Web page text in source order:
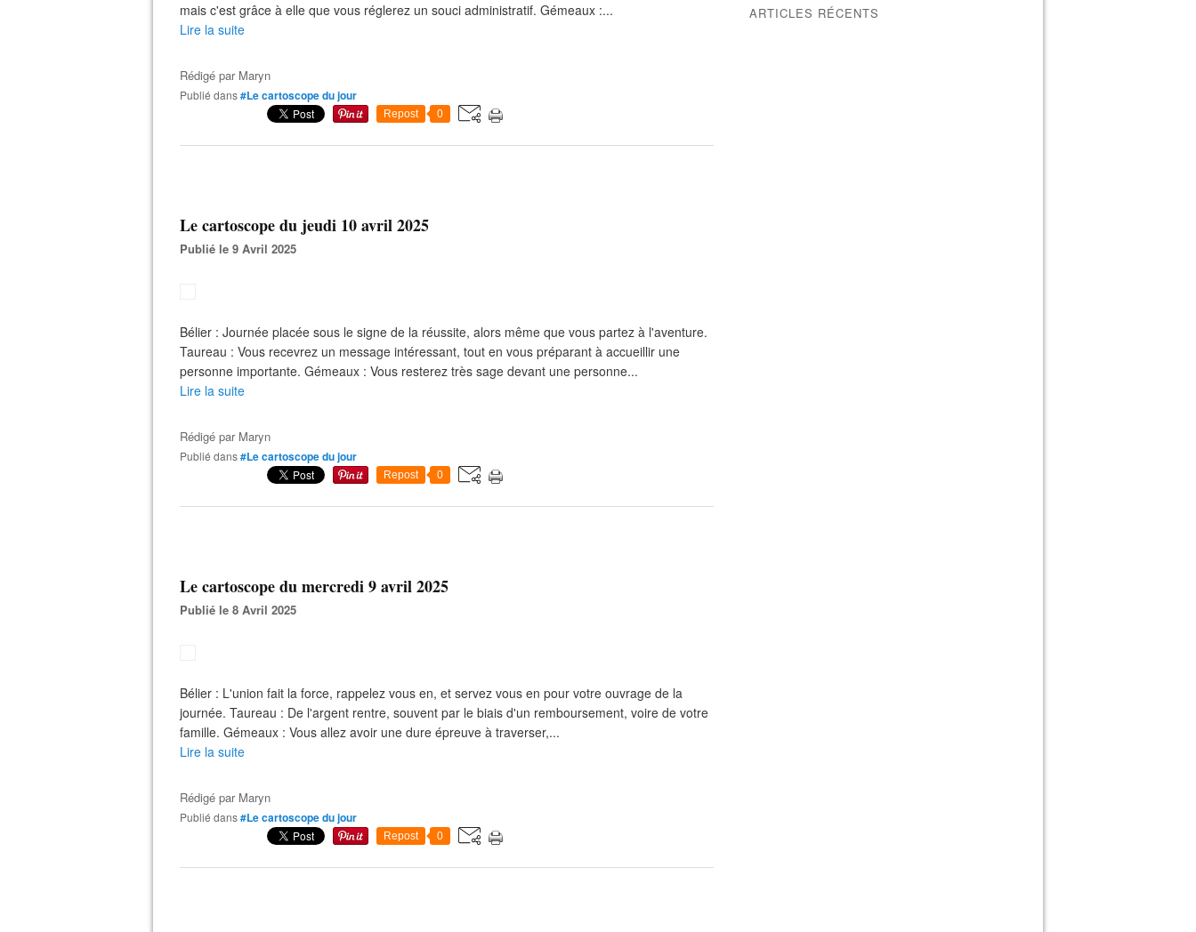
mais c'est grâce à elle que vous réglerez un souci administratif. Gémeaux :...
Lire la suite
Rédigé par Maryn
Publié dans#Le cartoscope du jour
Repost 0
Le cartoscope du jeudi 10 avril 2025
Publié le 9 Avril 2025
Bélier : Journée placée sous le signe de la réussite, alors même que vous partez à l'aventure.
Taureau : Vous recevrez un message intéressant, tout en vous préparant à accueillir une
personne importante. Gémeaux : Vous resterez très sage devant une personne...
Lire la suite
Rédigé par Maryn
Publié dans#Le cartoscope du jour
Repost 0
Le cartoscope du mercredi 9 avril 2025
Publié le 8 Avril 2025
Bélier : L'union fait la force, rappelez vous en, et servez vous en pour votre ouvrage de la
journée. Taureau : De l'argent rentre, souvent par le biais d'un remboursement, voire de votre
famille. Gémeaux : Vous allez avoir une dure épreuve à traverser,...
Lire la suite
Rédigé par Maryn
Publié dans#Le cartoscope du jour
Repost 0
ARTICLES RÉCENTS